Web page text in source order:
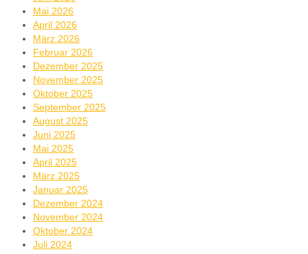
Mai 2026
April 2026
März 2026
Februar 2026
Dezember 2025
November 2025
Oktober 2025
September 2025
August 2025
Juni 2025
Mai 2025
April 2025
März 2025
Januar 2025
Dezember 2024
November 2024
Oktober 2024
Juli 2024